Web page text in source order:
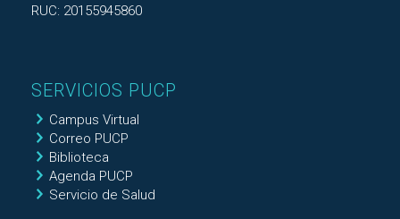
RUC: 20155945860
SERVICIOS PUCP
Campus Virtual
Correo PUCP
Biblioteca
Agenda PUCP
Servicio de Salud